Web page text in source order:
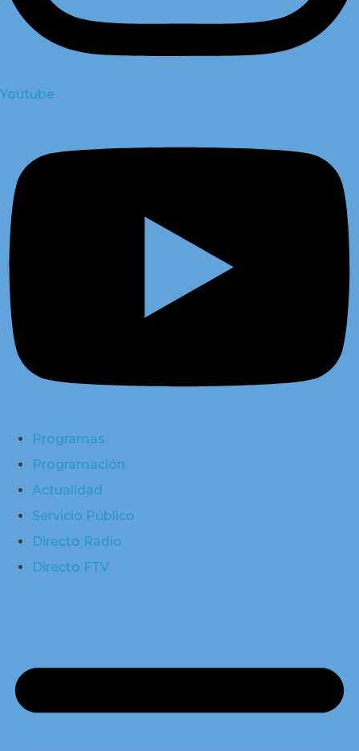
Youtube
Programas
Programación
Actualidad
Servicio Público
Directo Radio
Directo FTV